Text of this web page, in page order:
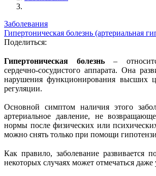
Заболевания
Гипертоническая болезнь (артериальная
Поделиться:
Гипертоническая болезнь –
сердечно-сосудистого аппарата. Она
нарушения функционирования высших
регуляции.
Основной симптом наличия этого
артериальное давление, не
нормы после физических или
можно снять только при помощи
Как правило, заболевание развивается
некоторых случаях может отмечаться даже